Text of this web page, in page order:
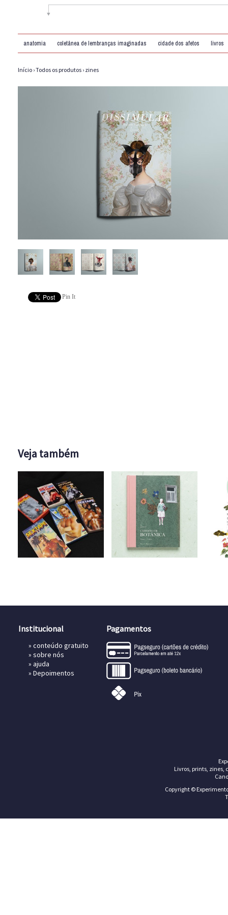
anatomia coletânea de lembranças imaginadas cidade dos afetos livros
Início ›Todos os produtos › zines
Pin It
Veja também
Institucional
» conteúdo gratuito
» sobre nós
» ajuda
» Depoimentos
Pagamentos
Livros, prints, zines,
Copyright ©